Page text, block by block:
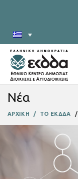
Νέα
ΑΡΧΙΚΗ ΤΟ ΕΚΔΔΑ